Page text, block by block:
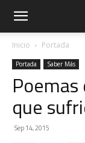
Inicio Portada
Portada Saber Más
que
Sep 14, 2015